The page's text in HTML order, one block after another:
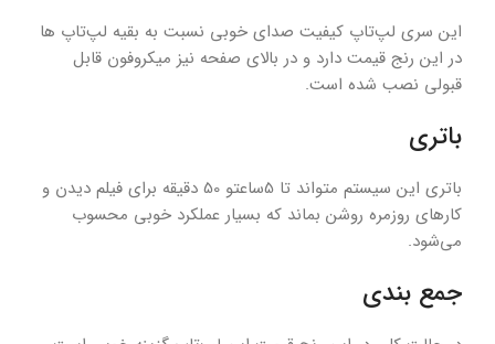
این سری لپ‌تاپ کیفیت صدای خوبی نسبت به بقیه لپ‌تاپ ها
در این رنج قیمت دارد و در بالای صفحه نیز میکروفون قابل
قبولی نصب شده است.
باتری
باتری این سیستم متواند تا 5ساعتو 50 دقیقه برای فیلم دیدن و
کارهای روزمره روشن بماند که بسیار عملکرد خوبی محسوب
می‌شود.
جمع بندی